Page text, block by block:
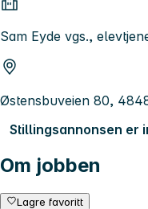
Sam Eyde vgs.,
Østensbuveien 80,
Stillingsannonsen er
Om jobben
Lagre favoritt